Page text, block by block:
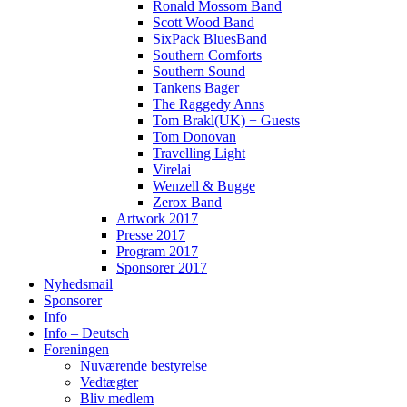
Ronald Mossom Band
Scott Wood Band
SixPack BluesBand
Southern Comforts
Southern Sound
Tankens Bager
The Raggedy Anns
Tom Brakl(UK) + Guests
Tom Donovan
Travelling Light
Virelai
Wenzell & Bugge
Zerox Band
Artwork 2017
Presse 2017
Program 2017
Sponsorer 2017
Nyhedsmail
Sponsorer
Info
Info – Deutsch
Foreningen
Nuværende bestyrelse
Vedtægter
Bliv medlem